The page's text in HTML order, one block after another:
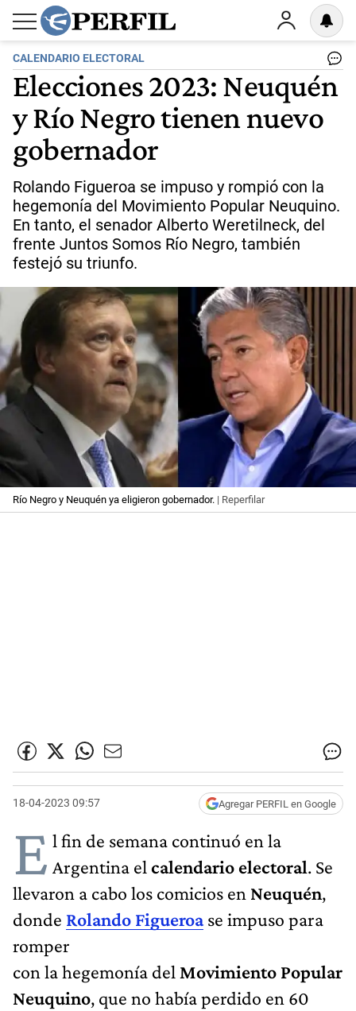
CALENDARIO ELECTORAL
Elecciones 2023: Neuquén
y Río Negro tienen nuevo
gobernador
Rolando Figueroa se impuso y rompió con la
hegemonía del Movimiento Popular Neuquino.
En tanto, el senador Alberto Weretilneck, del
frente Juntos Somos Río Negro, también
festejó su triunfo.
Río Negro y Neuquén ya eligieron gobernador. | Reperfilar
18-04-2023 09:57 Agregar PERFIL en Google
E l fin de semana continuó en la
Argentina el calendario electoral. Se
llevaron a cabo los comicios en Neuquén,
donde Rolando Figueroase impuso para
romper
con la hegemonía del Movimiento Popular
Neuquino, que no había perdido en 60